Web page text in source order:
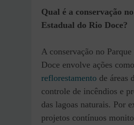
Qual é a conservação
Estadual do Rio Doce?
A conservação no
Doce envolve ações
reflorestamento de áreas
controle de incêndios e
das lagoas naturais. Por
projetos contínuos